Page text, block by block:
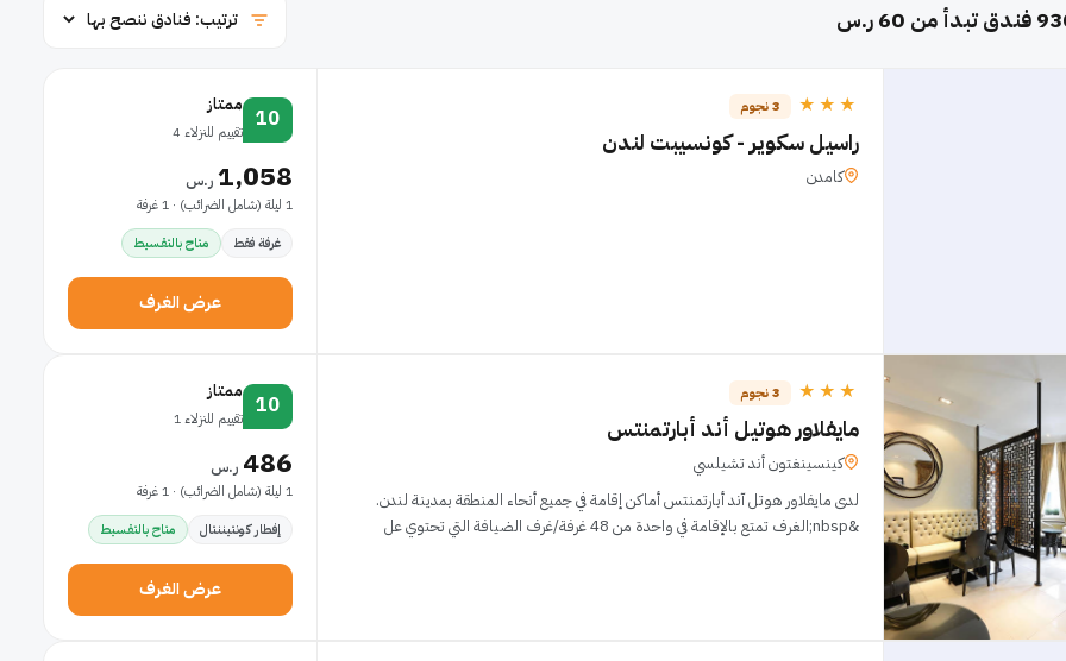
فندق تبدأ من 60 ر.س
★★★ 3 نجوم
راسيل سكوير - كونسيبت لندن
كامدن
10
ممتاز
تقييم للنزلاء 4
1,058 ر.س
1 ليلة (شامل الضرائب) · 1 غرفة
غرفة فقط
متاح بالتقسيط
عرض الغرف
★★★ 3 نجوم
مايفلاور هوتيل أند أبارتمنتس
كينسينغتون أند تشيلسي
لدى مايفلاور هوتل آند أبارتمنتس أماكن إقامة في جميع أنحاء المنطقة بمدينة لندن.
&nbsp;الغرف تمتع بالإقامة في واحدة من 48 غرفة/غرف الضيافة التي تحتوي عل
10
ممتاز
تقييم للنزلاء 1
486 ر.س
1 ليلة (شامل الضرائب) · 1 غرفة
إفطار كونتيننتال
متاح بالتقسيط
عرض الغرف